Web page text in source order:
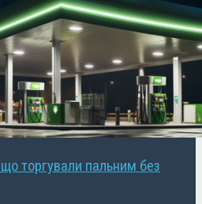
торгували пальним без